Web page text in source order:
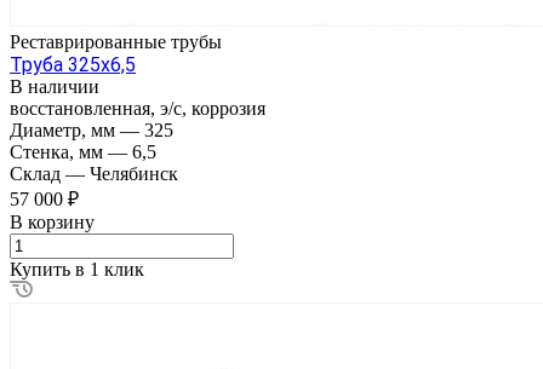
Реставрированные трубы
Труба 325х6,5
В наличии
восстановленная, э/с, коррозия
Диаметр, мм — 325
Стенка, мм — 6,5
Склад — Челябинск
57 000 ₽
В корзину
Купить в 1 клик